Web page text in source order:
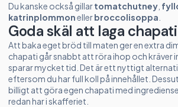
Goda skäl att laga chapati
Att baka eget bröd till maten ger en extra
chapati går snabbt att röra ihop och kräver
sparar mycket tid. Det är ett nyttigt
eftersom du har full koll på innehållet.
billigt att göra egen chapati med
redan har i skafferiet.
Du kanske också gillartomatchutney
katrinplommonellerbroccolisoppa